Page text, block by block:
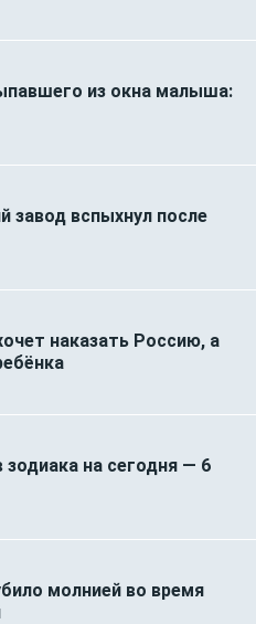
из окна малыша:
вспыхнул после
наказать Россию, а
зодиака на сегодня — 6
молнией во время